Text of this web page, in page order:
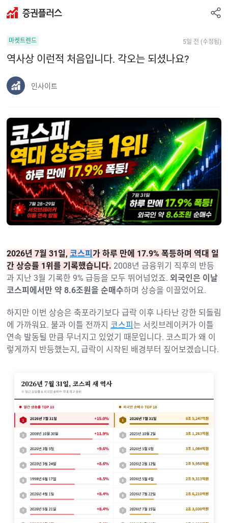
증
플
러
공
하
기
마켓트렌드 5일 전 (수정됨)
역사상 이런적 처음입니다. 각오는 되셨나요?
인사이트
2026년 7월 31일, 코스피 가 하루 만에 17.9% 폭등하며 역대 일
간 상승률 1위를 기록했습니다. 2008년 금융위기 직후의 반등
과 지난 3월 기록한 9% 급등을 모두 뛰어넘었죠. 외국인은 이날
코스피에서만 약 8.6조원을 순매수하며 상승을 이끌었어요.
하지만 이번 상승은 축포라기보다 급락 이후 나타난 강한 되돌림
에 가까워요. 불과 이틀 전까지 코스피 는 서킷브레이커가 이틀
연속 발동될 만큼 무너지고 있었기 때문입니다. 코스피가 왜 이
렇게까지 반등했는지, 급락이 시작된 배경부터 짚어보겠습니다.